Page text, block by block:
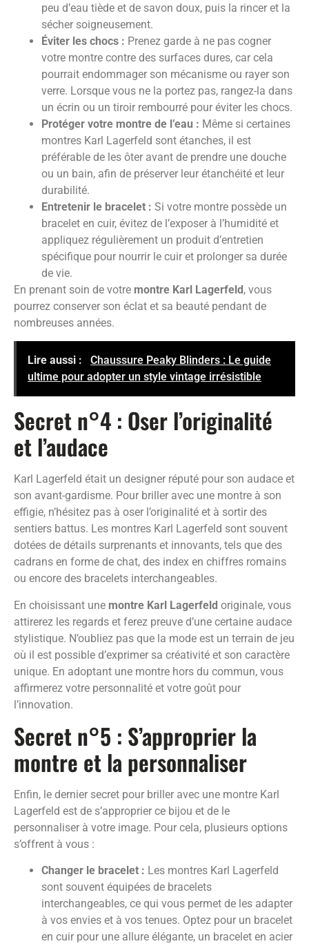
peu d’eau tiède et de savon doux, puis la rincer et la
sécher soigneusement.
Éviter les chocs : Prenez garde à ne pas cogner
votre montre contre des surfaces dures, car cela
pourrait endommager son mécanisme ou rayer son
verre. Lorsque vous ne la portez pas, rangez-la dans
un écrin ou un tiroir rembourré pour éviter les chocs.
Protéger votre montre de l’eau : Même si certaines
montres Karl Lagerfeld sont étanches, il est
préférable de les ôter avant de prendre une douche
ou un bain, afin de préserver leur étanchéité et leur
durabilité.
Entretenir le bracelet : Si votre montre possède un
bracelet en cuir, évitez de l’exposer à l’humidité et
appliquez régulièrement un produit d’entretien
spécifique pour nourrir le cuir et prolonger sa durée
de vie.
En prenant soin de votre montre Karl Lagerfeld, vous
pourrez conserver son éclat et sa beauté pendant de
nombreuses années.
Lire aussi :
Chaussure Peaky Blinders : Le guide
ultime pour adopter un style vintage irrésistible
Secret n°4 : Oser l’originalité
et l’audace
Karl Lagerfeld était un designer réputé pour son audace et
son avant-gardisme. Pour briller avec une montre à son
effigie, n’hésitez pas à oser l’originalité et à sortir des
sentiers battus. Les montres Karl Lagerfeld sont souvent
dotées de détails surprenants et innovants, tels que des
cadrans en forme de chat, des index en chiffres romains
ou encore des bracelets interchangeables.
En choisissant une montre Karl Lagerfeld originale, vous
attirerez les regards et ferez preuve d’une certaine audace
stylistique. N’oubliez pas que la mode est un terrain de jeu
où il est possible d’exprimer sa créativité et son caractère
unique. En adoptant une montre hors du commun, vous
affirmerez votre personnalité et votre goût pour
l’innovation.
Secret n°5 : S’approprier la
montre et la personnaliser
Enfin, le dernier secret pour briller avec une montre Karl
Lagerfeld est de s’approprier ce bijou et de le
personnaliser à votre image. Pour cela, plusieurs options
s’offrent à vous :
Changer le bracelet : Les montres Karl Lagerfeld
sont souvent équipées de bracelets
interchangeables, ce qui vous permet de les adapter
à vos envies et à vos tenues. Optez pour un bracelet
en cuir pour une allure élégante, un bracelet en acier